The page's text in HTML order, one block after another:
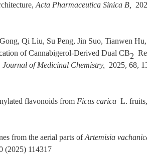
Acta Pharmaceutica Sinica B
Qi Liu, Su Peng, Jin Suo, Tianwen
of Cannabigerol-Derived Dual CB2
Journal of Medicinal Chemistry,
2025, 68,
flavonoids from Ficus carica L. fruits,
from the aerial parts ofArtemisia
(2025) 114317